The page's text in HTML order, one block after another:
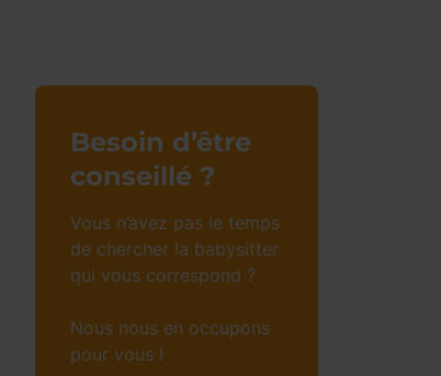
Besoin d’être
conseillé ?
Vous n’avez pas le temps
de chercher la babysitter
qui vous correspond ?
Nous nous en occupons
pour vous !